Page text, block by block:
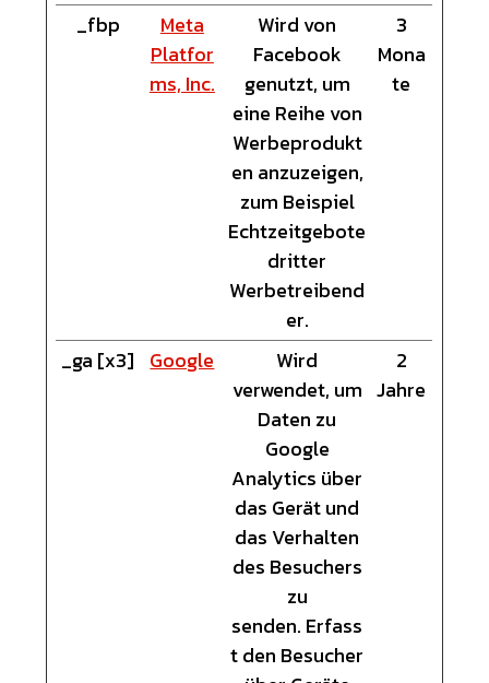
_fbp
Meta
Platfor
ms, Inc.
Wird von
Facebook
genutzt, um
eine Reihe von
Werbeprodukt
en anzuzeigen,
zum Beispiel
Echtzeitgebote
dritter
Werbetreibend
er.
3
Mona
te
_ga [x3] Google
Wird
verwendet, um
Daten zu
Google
Analytics über
das Gerät und
das Verhalten
des Besuchers
zu
senden. Erfass
t den Besucher
2
Jahre